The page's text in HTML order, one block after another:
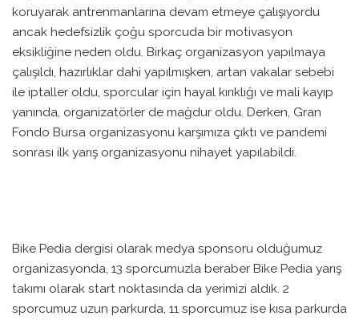
koruyarak antrenmanlarına devam etmeye çalışıyordu
ancak hedefsizlik çoğu sporcuda bir motivasyon
eksikliğine neden oldu. Birkaç organizasyon yapılmaya
çalışıldı, hazırlıklar dahi yapılmışken, artan vakalar sebebi
ile iptaller oldu, sporcular için hayal kırıklığı ve mali kayıp
yanında, organizatörler de mağdur oldu. Derken, Gran
Fondo Bursa organizasyonu karşımıza çıktı ve pandemi
sonrası ilk yarış organizasyonu nihayet yapılabildi.
Bike Pedia dergisi olarak medya sponsoru olduğumuz
organizasyonda, 13 sporcumuzla beraber Bike Pedia yarış
takımı olarak start noktasında da yerimizi aldık. 2
sporcumuz uzun parkurda, 11 sporcumuz ise kısa parkurda